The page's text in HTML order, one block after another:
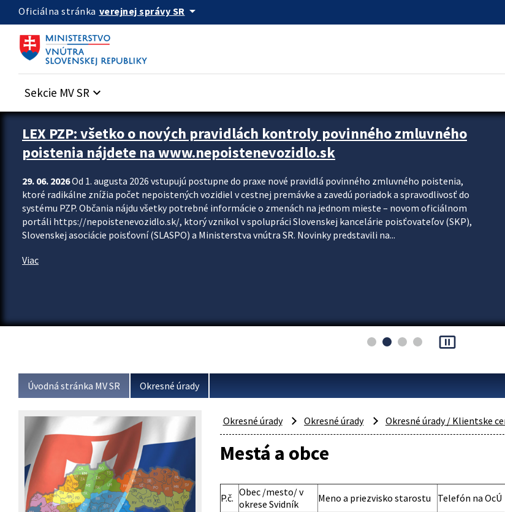
Preskocit na hlavný obsah
Oficiálna stránka verejnej správy SR arrow_drop_down
Sekcie MV SR keyboard_arrow_down
Zastavit automatický posun upútavok
LEX PZP: všetko o nových pravidlách kontroly povinného zmluvného
poistenia nájdete na www.nepoistenevozidlo.sk
29. 06. 2026Od 1. augusta 2026 vstupujú postupne do praxe nové pravidlá povinného zmluvného poistenia,
ktoré radikálne znížia počet nepoistených vozidiel v cestnej premávke a zavedú poriadok a spravodlivosť do
systému PZP. Občania nájdu všetky potrebné informácie o zmenách na jednom mieste – novom oficiálnom
portáli https://nepoistenevozidlo.sk/, ktorý vznikol v spolupráci Slovenskej kancelárie poisťovateľov (SKP),
Slovenskej asociácie poisťovní (SLASPO) a Ministerstva vnútra SR. Novinky predstavili na...
Viac
pause_presentation
Úvodná stránka MV SR Okresné úrady
Okresné úrady Okresné úrady Okresné úrady / Klientske
Mestá a obce
P.č. Obec /mesto/ v
okrese Svidník
Meno a priezvisko starostu Telefón na OcÚ